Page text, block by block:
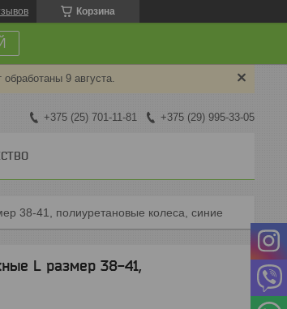
Корзина
9 августа.
+375 (25) 701-11-81 +375 (29) 995-33-05
38-41, полиуретановые колеса, синие
L размер 38-41,